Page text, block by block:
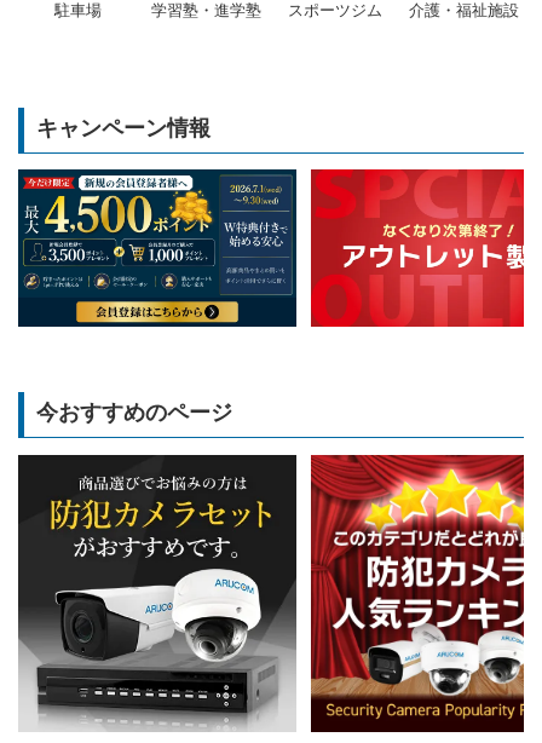
駐車場 学習塾・進学塾 スポーツジム 介護・福祉施設
キャンペーン情報
今おすすめのページ